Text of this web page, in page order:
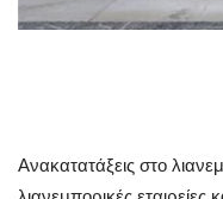
Ανακατατάξεις στο